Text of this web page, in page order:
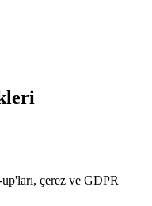
çerez ve GDPR